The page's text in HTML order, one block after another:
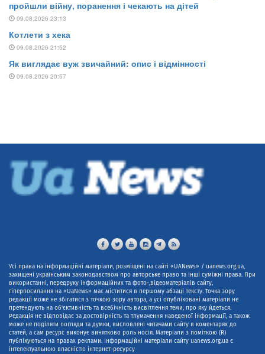
Усі права на інформаційні матеріали, розміщені на сайті «UANews» / uanews.org.ua,
захищені українським законодавством про авторське право та інші суміжні права. При
використанні, передруку інформаційних та фото-,відеоматеріалів сайту,
гіперпосилання на «UaNews» має міститися в першому абзаці тексту. Точка зору
редакції може не збігатися з точкою зору автора, а усі опубліковані матеріали не
претендують на об'єктивність та всебічність висвітлення теми, про яку йдеться.
Редакція не відповідає за достовірність та тлумачення наведеної інформації, а також
може не поділяти погляди та думки, висловлені читачами сайту в коментарях до
статей, а сам ресурс виконує винятково роль носія. Матеріали з поміткою (R)
публікуються на правах реклами. Інформаційні матеріали сайту uanews.org.ua є
інтелектуальною власністю інтернет-ресурсу